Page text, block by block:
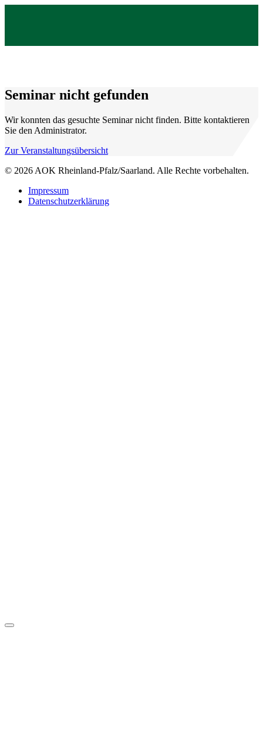
Seminar nicht gefunden
Wir konnten das gesuchte Seminar nicht finden. Bitte kontaktieren
Sie den Administrator.
Zur Veranstaltungsübersicht
© 2026 AOK Rheinland-Pfalz/Saarland. Alle Rechte vorbehalten.
Impressum
Datenschutzerklärung